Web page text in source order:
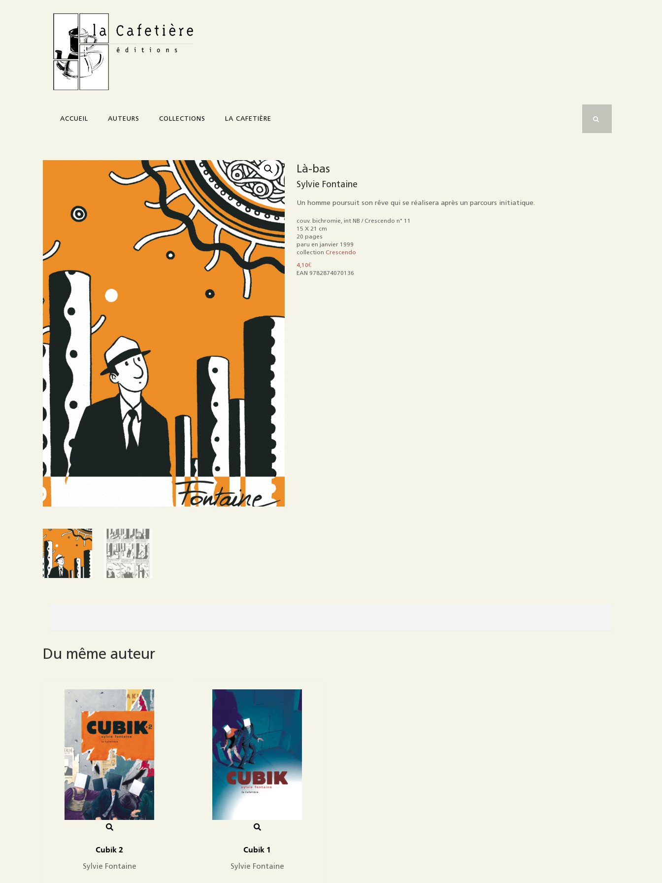
ACCUEIL AUTEURS COLLECTIONS
Corazón
Credo
Morceau
Brasero
Crescendo
LA CAFETIÈRE
Présentation
Contact
Diffusion / distribution
Mentions légales
Là-bas
Sylvie Fontaine
Un homme poursuit son rêve qui se réalisera après un parcours initiatique.
couv. bichromie, int NB / Crescendo n° 11
15 X 21 cm
20 pages
paru en janvier 1999
collection Crescendo
4,10€
EAN 9782874070136
Du même auteur
Cubik 2
Sylvie Fontaine
Cubik 1
Sylvie Fontaine